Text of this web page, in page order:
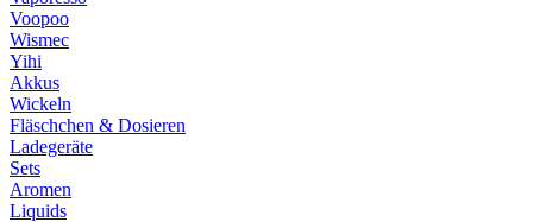
Voopoo
Wismec
Yihi
Akkus
Wickeln
Fläschchen & Dosieren
Ladegeräte
Sets
Aromen
Liquids